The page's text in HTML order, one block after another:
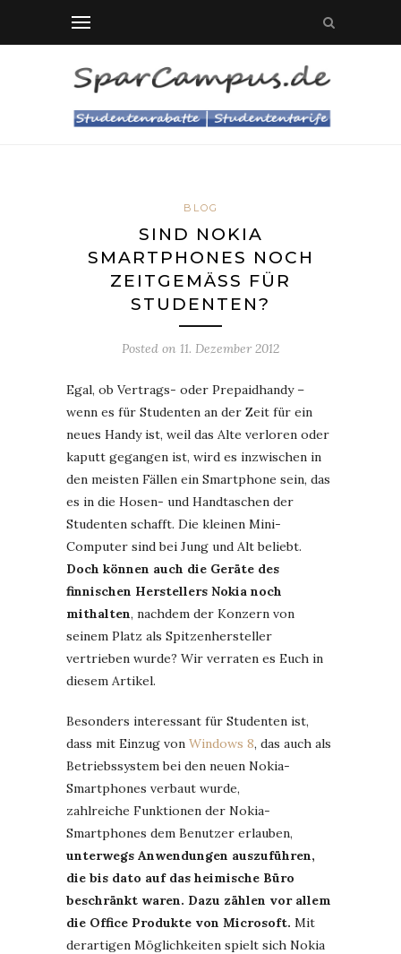
BLOG
SIND NOKIA
SMARTPHONES NOCH
ZEITGEMÄSS FÜR S
TUDENTEN?
Posted on 11. Dezember 2012
Egal, ob Vertrags- oder Prepaidhandy –
wenn es für Studenten an der Zeit für ein
neues Handy ist, weil das Alte verloren oder
kaputt gegangen ist, wird es inzwischen in
den meisten Fällen ein Smartphone sein, das
es in die Hosen- und Handtaschen der
Studenten schafft. Die kleinen Mini-
Computer sind bei Jung und Alt beliebt.
Doch können auch die Geräte des
finnischen Herstellers Nokia noch
mithalten, nachdem der Konzern von
seinem Platz als Spitzenhersteller
vertrieben wurde? Wir verraten es Euch in
diesem Artikel.
Besonders interessant für Studenten ist,
dass mit Einzug von Windows 8, das auch als
Betriebssystem bei den neuen Nokia-
Smartphones verbaut wurde,
zahlreiche Funktionen der Nokia-
Smartphones dem Benutzer erlauben,
unterwegs Anwendungen auszuführen,
die bis dato auf das heimische Büro
beschränkt waren. Dazu zählen vor allem
die Office Produkte von Microsoft. Mit
derartigen Möglichkeiten spielt sich Nokia